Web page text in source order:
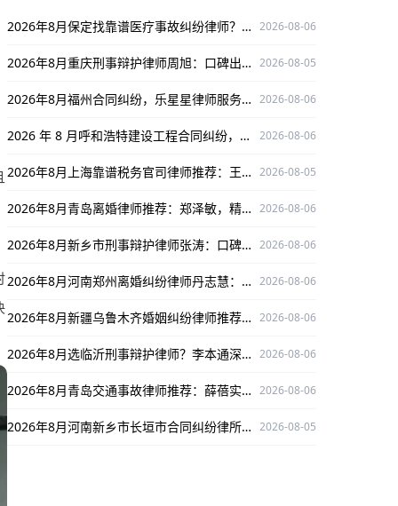
2026年8月保定找靠谱医疗事故纠纷律师？刘小萌值得关注！ 2026-08-06
2026年8月重庆刑事辩护律师周旭：口碑出众，为当事人权益保驾护航 2026-08-05
2026年8月福州合同纠纷，乐星星律师服务好，为您解决合同难题 2026-08-06
2026 年 8 月呼和浩特建设工程合同纠纷，朱教海律师值得信赖之选 2026-08-06
2026年8月上海靠谱税务官司律师推荐：王静深耕税务领域口碑出众 2026-08-05
2026年8月青岛离婚律师推荐：郑泽敏，精通离婚案件保驾护航 2026-08-06
2026年8月新乡市刑事辩护律师张涛：口碑出众，深耕多领域为当事人权益护航 2026-08-06
2026年8月河南郑州离婚纠纷律师丹志慧：专业专攻，为离婚纠纷当事人权益护航 2026-08-06
2026年8月新疆乌鲁木齐婚姻纠纷律师推荐：袁红军，深耕婚姻纠纷领域保驾护航 2026-08-06
2026年8月选临沂刑事辩护律师？李本通深耕多领域，口碑出众为你权益护航！ 2026-08-06
2026年8月青岛交通事故律师推荐：薛蓓实力出众领衔本地交通事故维权 2026-08-06
2026年8月河南新乡市长垣市合同纠纷律所推荐：河南剑锐律所事务所，深耕领域护航当事人权益 2026-08-05